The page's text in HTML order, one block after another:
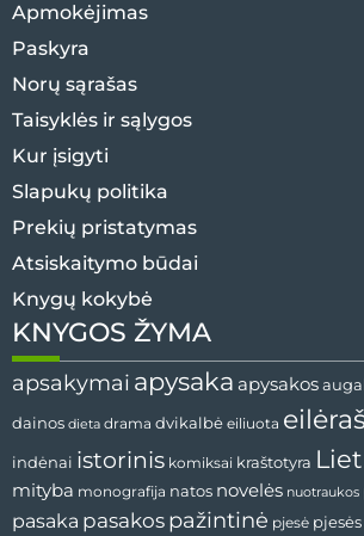
Apmokėjimas
Paskyra
Norų sąrašas
Taisyklės ir sąlygos
Kur įsigyti
Slapukų politika
Prekių pristatymas
Atsiskaitymo būdai
Knygų kokybė
KNYGOS ŽYMA
apsakymai apysaka apysakos
dainos dieta drama dvikalbė eiliuota
indėnai istorinis komiksai kraštotyra
mityba monografija natos novelės nuotraukos
pasaka pasakos pažintinė pjesė pjesės